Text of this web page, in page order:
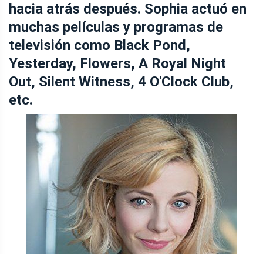
hacia atrás después. Sophia actuó en
muchas películas y programas de
televisión como Black Pond,
Yesterday, Flowers, A Royal Night
Out, Silent Witness, 4 O'Clock Club,
etc.